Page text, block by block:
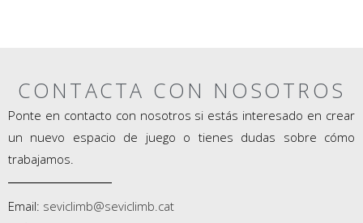
CONTACTA CON NOSOTROS
Ponte en contacto con nosotros si estás interesado en crear
un nuevo espacio de juego o tienes dudas sobre cómo
trabajamos.
Email: seviclimb@seviclimb.cat